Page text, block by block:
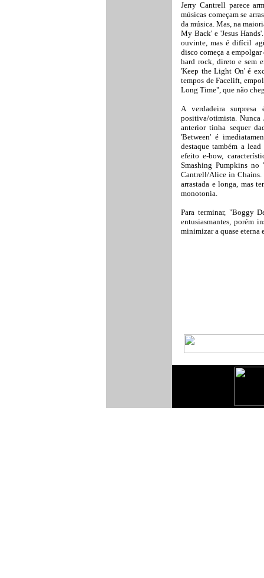
Jerry Cantrell parece
músicas começam se
da música. Mas, na
My Back' e 'Jesus
ouvinte, mas é difícil
disco começa a
hard rock, direto e sem
'Keep the Light On' é
tempos de Facelift,
Long Time", que não
A verdadeira surpresa
positiva/otimista.
anterior tinha sequer
'Between' é
destaque também a
efeito e-bow,
Smashing Pumpkins no
Cantrell/Alice in Chains.
arrastada e longa, mas
monotonia.
Para terminar, "Boggy
entusiasmantes, porém
minimizar a quase